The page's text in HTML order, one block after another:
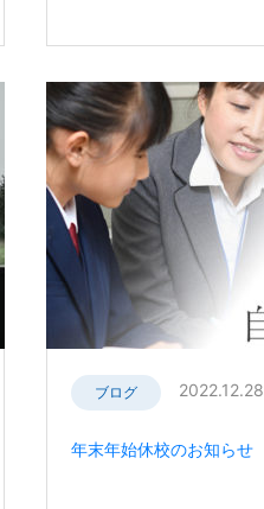
ブログ 2022.12.28
年末年始休校のお知らせ